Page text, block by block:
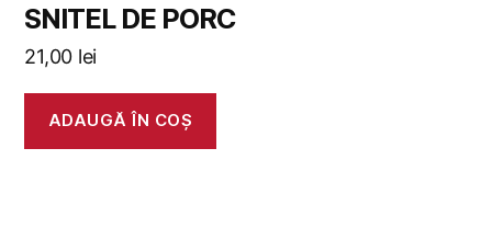
SNITEL DE PORC
21,00 lei
ADAUGĂ ÎN COȘ